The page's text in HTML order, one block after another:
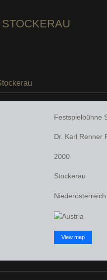
Festspielbühne
Dr. Karl Renner
2000
Stockerau
Niederösterreich
View map